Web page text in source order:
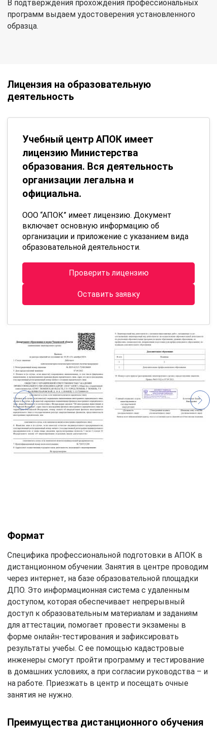
В подтверждения прохождения профессиональных
программ выдаем удостоверения установленного
образца.
Лицензия на образовательную
деятельность
Учебный центр АПОК имеет
лицензию Министерства
образования. Вся деятельность
организации легальна и
официальна.
ООО “АПОК” имеет лицензию. Документ
включает основную информацию об
организации и приложение с указанием вида
образовательной деятельности.
Проверить лицензию
Оставить заявку
Формат
Специфика профессиональной подготовки в АПОК в
дистанционном обучении. Занятия в центре проводим
через интернет, на базе образовательной площадки
ДПО. Это информационная система с удаленным
доступом, которая обеспечивает непрерывный
доступ к образовательным материалам и заданиям
для аттестации, помогает провести экзамены в
форме онлайн-тестирования и зафиксировать
результаты учебы. С ее помощью кадастровые
инженеры смогут пройти программу и тестирование
в домашних условиях, а при согласии руководства – и
на работе. Приезжать в центр и посещать очные
занятия не нужно.
Преимущества дистанционного обучения